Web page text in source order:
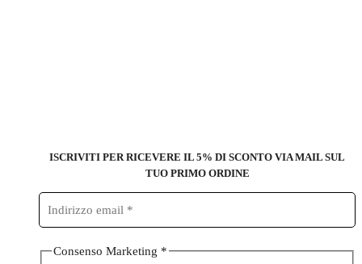
ISCRIVITI PER RICEVERE IL 5% DI SCONTO VIA MAIL SUL
TUO PRIMO ORDINE
Consenso Marketing *